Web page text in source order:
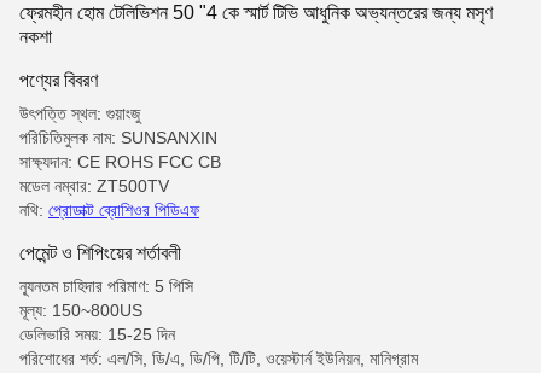
ফ্রেমহীন হোম টেলিভিশন 50 "4 কে স্মার্ট টিভি আধুনিক অভ্যন্তরের জন্য মসৃণ
নকশা
পণ্যের বিবরণ
উৎপত্তি স্থল: গুয়াংজু
পরিচিতিমুলক নাম: SUNSANXIN
সাক্ষ্যদান: CE ROHS FCC CB
মডেল নম্বার: ZT500TV
নথি: প্রোডাক্ট ব্রোশিওর পিডিএফ
পেমেন্ট ও শিপিংয়ের শর্তাবলী
ন্যূনতম চাহিদার পরিমাণ: 5 পিসি
মূল্য: 150~800US
ডেলিভারি সময়: 15-25 দিন
পরিশোধের শর্ত: এল/সি, ডি/এ, ডি/পি, টি/টি, ওয়েস্টার্ন ইউনিয়ন, মানিগ্রাম